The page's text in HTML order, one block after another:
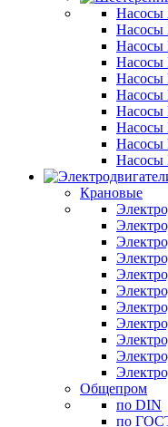
Насосы
Насосы
Насосы
Крановые
Общепром
по DIN
по